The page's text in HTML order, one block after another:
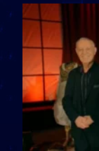
të fituar